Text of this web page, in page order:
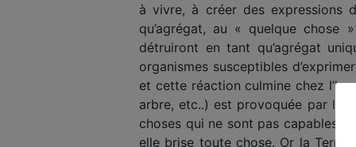
à vivre, à créer des expressions
qu’agrégat, au « quelque
détruiront en tant qu’agrégat
organismes susceptibles
et cette réaction culmine chez
arbre, etc..) est provoquée par
choses qui ne sont pas capables
elle brise toute chose. Or la Terre